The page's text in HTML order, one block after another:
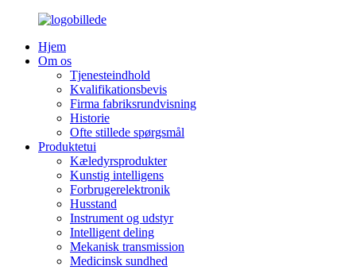
Hjem
Om os
Tjenesteindhold
Kvalifikationsbevis
Firma fabriksrundvisning
Historie
Ofte stillede spørgsmål
Produktetui
Kæledyrsprodukter
Kunstig intelligens
Forbrugerelektronik
Husstand
Instrument og udstyr
Intelligent deling
Mekanisk transmission
Medicinsk sundhed